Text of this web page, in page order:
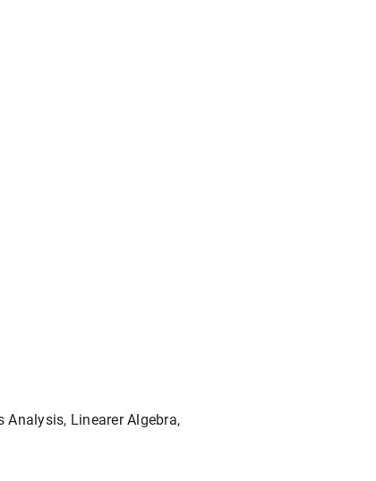
Linearer Algebra,